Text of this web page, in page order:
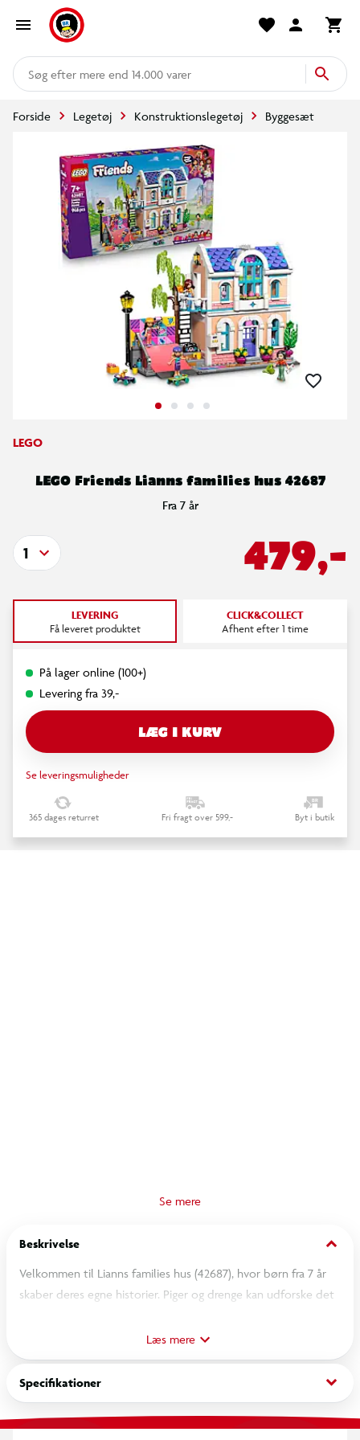
mere end 14.000 varer
Forside Legetøj Konstruktionslegetøj Byggesæt
LEGO
LEGO Friends Lianns families hus 42687
Fra 7 år
479,-
1
LEVERING
Få leveret produktet
CLICK&COLLECT
Afhent efter 1 time
På lager online (100+)
Levering fra 39,-
LÆG I KURV
Se leveringsmuligheder
365 dages returret Fri fragt over 599,- Byt i butik
Beskrivelse keyboard_arrow_down
Velkommen til Lianns families hus (42687), hvor børn fra 7 år
skaber deres egne historier. Piger og drenge kan udforske det
og have. Afprøv forskellige hobbyaktiviteter, når Liann og
hendes venner kører på skateboard, skaber kunst og passer
deres kæledyr – gekko og axolotl.
Det detaljerede legetøjssæt til rolleleg indeholder 4
Læs mere
Specifikationer keyboard_arrow_down